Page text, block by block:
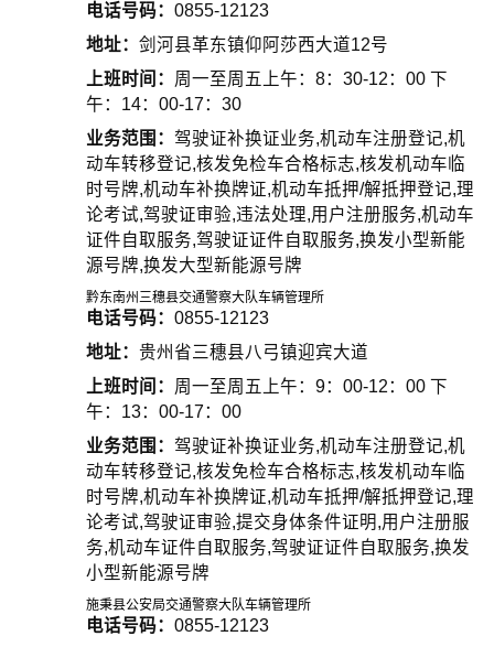
电话号码： 0855-12123
地址： 剑河县革东镇仰阿莎西大道12号
上班时间： 周一至周五上午：8：30-12：00 下
午：14：00-17：30
业务范围： 驾驶证补换证业务,机动车注册登记,机
动车转移登记,核发免检车合格标志,核发机动车临
时号牌,机动车补换牌证,机动车抵押/解抵押登记,理
论考试,驾驶证审验,违法处理,用户注册服务,机动车
证件自取服务,驾驶证证件自取服务,换发小型新能
源号牌,换发大型新能源号牌
黔东南州三穗县交通警察大队车辆管理所
电话号码： 0855-12123
地址： 贵州省三穗县八弓镇迎宾大道
上班时间： 周一至周五上午：9：00-12：00 下
午：13：00-17：00
业务范围： 驾驶证补换证业务,机动车注册登记,机
动车转移登记,核发免检车合格标志,核发机动车临
时号牌,机动车补换牌证,机动车抵押/解抵押登记,理
论考试,驾驶证审验,提交身体条件证明,用户注册服
务,机动车证件自取服务,驾驶证证件自取服务,换发
小型新能源号牌
施秉县公安局交通警察大队车辆管理所
电话号码： 0855-12123